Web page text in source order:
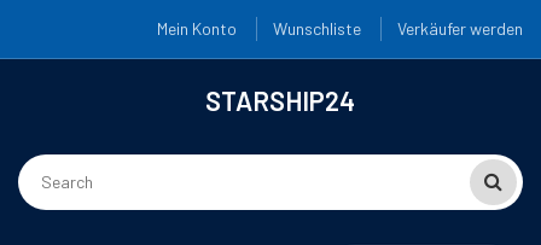
Mein Konto Wunschliste Verkäufer werden
STARSHIP24